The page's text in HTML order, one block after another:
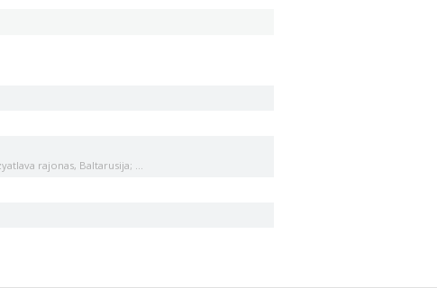
rajonas, Baltarusija; ...